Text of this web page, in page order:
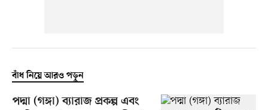
বাঁধ নিয়ে আরও পড়ুন
পদ্মা (গঙ্গা) ব্যারাজ প্রকল্প এবং